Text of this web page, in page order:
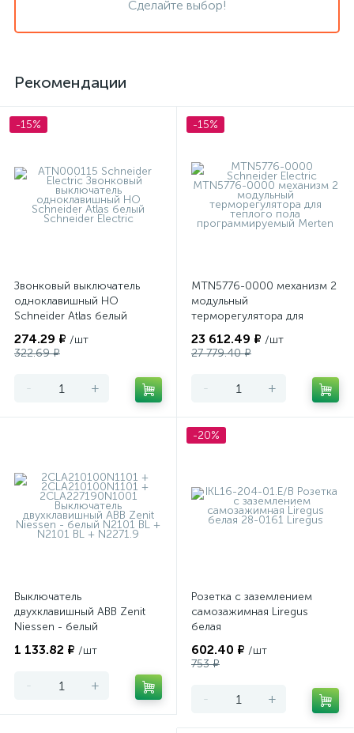
Сделайте выбор!
Рекомендации
-15%
Звонковый выключатель
одноклавишный НО
Schneider Atlas белый
274.29 ₽ /шт
322.69 ₽
- +
-15%
MTN5776-0000 механизм 2
модульный
терморегулятора для
программируемый Merten
23 612.49 ₽ /шт
27 779.40 ₽
- +
Выключатель
двухклавишный ABB Zenit
Niessen - белый
1 133.82 ₽ /шт
- +
-20%
Розетка с заземлением
самозажимная Liregus
белая
602.40 ₽ /шт
753 ₽
- +